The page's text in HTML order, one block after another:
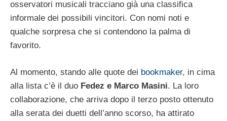
osservatori musicali tracciano già una classifica
informale dei possibili vincitori. Con nomi noti e
qualche sorpresa che si contendono la palma di
favorito.
Al momento, stando alle quote dei bookmaker, in cima
alla lista c’è il duo Fedez e Marco Masini. La loro
collaborazione, che arriva dopo il terzo posto ottenuto
alla serata dei duetti dell’anno scorso, ha attirato